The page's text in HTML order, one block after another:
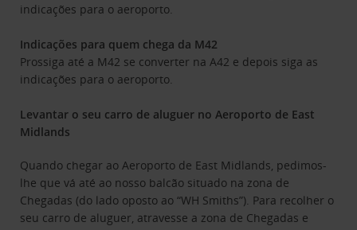
indicações para o aeroporto.
Indicações para quem chega da M42
Prossiga até a M42 se converter na A42 e depois siga as
indicações para o aeroporto.
Levantar o seu carro de aluguer no Aeroporto de East
Midlands
Quando chegar ao Aeroporto de East Midlands, pedimos-
lhe que vá até ao nosso balcão situado na zona de
Chegadas (do lado oposto ao “WH Smiths”). Para recolher o
seu carro de aluguer, atravesse a zona de Chegadas e